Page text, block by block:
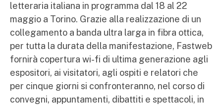
letteraria italiana in programma dal 18 al 22
maggio a Torino. Grazie alla realizzazione di un
collegamento a banda ultra larga in fibra ottica,
per tutta la durata della manifestazione, Fastweb
fornirà copertura wi-fi di ultima generazione agli
espositori, ai visitatori, agli ospiti e relatori che
per cinque giorni si confronteranno, nel corso di
convegni, appuntamenti, dibattiti e spettacoli, in